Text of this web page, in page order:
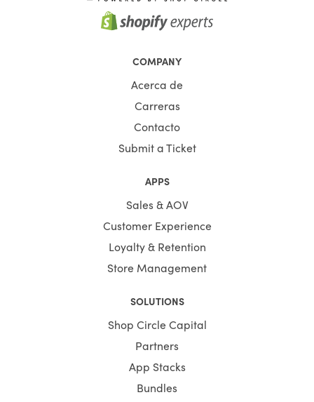
COMPANY
Acerca de
Carreras
Contacto
Submit a Ticket
APPS
Sales & AOV
Customer Experience
Loyalty & Retention
Store Management
SOLUTIONS
Shop Circle Capital
Partners
App Stacks
Bundles